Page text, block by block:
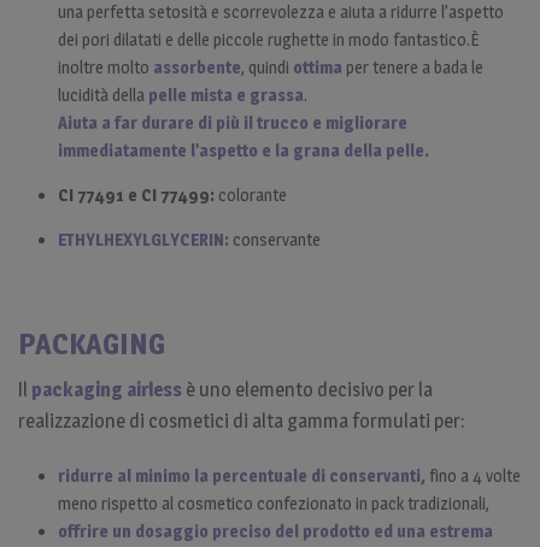
una perfetta setosità e scorrevolezza e aiuta a ridurre l’aspetto
dei pori dilatati e delle piccole rughette in modo fantastico.È
inoltre molto assorbente, quindi ottima per tenere a bada le
lucidità della pelle mista e grassa.
Aiuta a far durare di più il trucco e migliorare
immediatamente l’aspetto e la grana della pelle.
CI 77491 e CI 77499: colorante
ETHYLHEXYLGLYCERIN: conservante
PACKAGING
Il packaging airless è uno elemento decisivo per la
realizzazione di cosmetici di alta gamma formulati per:
ridurre al minimo la percentuale di conservanti, fino a 4 volte
meno rispetto al cosmetico confezionato in pack tradizionali,
offrire un dosaggio preciso del prodotto ed una estrema